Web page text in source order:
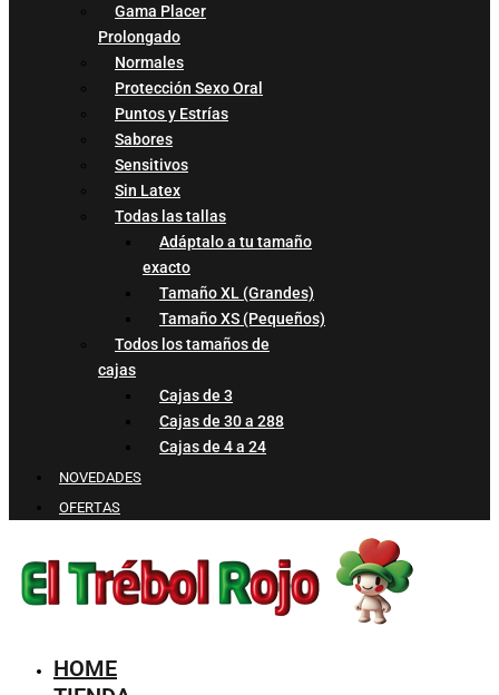
Gama Placer
Prolongado
Normales
Protección Sexo Oral
Puntos y Estrías
Sabores
Sensitivos
Sin Latex
Todas las tallas
Adáptalo a tu tamaño
exacto
Tamaño XL (Grandes)
Tamaño XS (Pequeños)
Todos los tamaños de
cajas
Cajas de 3
Cajas de 30 a 288
Cajas de 4 a 24
NOVEDADES
OFERTAS
HOME